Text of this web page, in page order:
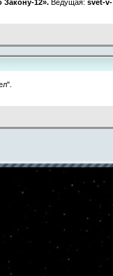
Закону-12». Ведущая: svet-v-